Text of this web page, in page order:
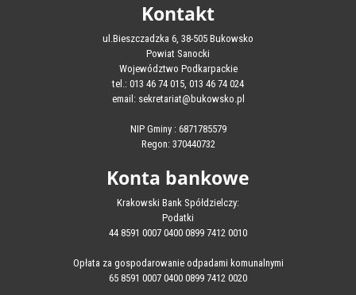
Kontakt
ul.Bieszczadzka 6, 38-505 Bukowsko
Powiat Sanocki
Województwo Podkarpackie
tel.: 013 46 74 015, 013 46 74 024
email: sekretariat@bukowsko.pl
NIP Gminy : 6871785579
Regon: 370440732
Konta bankowe
Krakowski Bank Spółdzielczy:
Podatki
44 8591 0007 0400 0899 7412 0010
Opłata za gospodarowanie odpadami komunalnymi
65 8591 0007 0400 0899 7412 0020